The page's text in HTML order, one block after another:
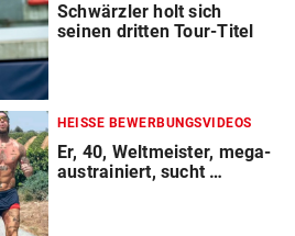
Schwärzler holt sich
seinen dritten Tour-Titel
HEISSE BEWERBUNGSVIDEOS
Er, 40, Weltmeister, mega-
austrainiert, sucht …